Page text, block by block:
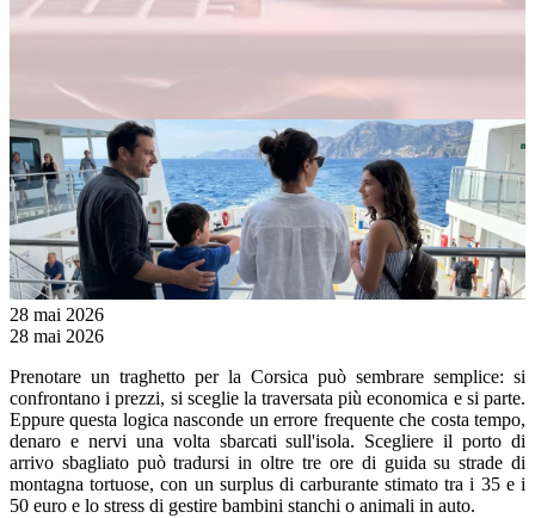
28 mai 2026
28 mai 2026
Prenotare un traghetto per la Corsica può sembrare semplice: si
confrontano i prezzi, si sceglie la traversata più economica e si parte.
Eppure questa logica nasconde un errore frequente che costa tempo,
denaro e nervi una volta sbarcati sull'isola. Scegliere il porto di
arrivo sbagliato può tradursi in oltre tre ore di guida su strade di
montagna tortuose, con un surplus di carburante stimato tra i 35 e i
50 euro e lo stress di gestire bambini stanchi o animali in auto.